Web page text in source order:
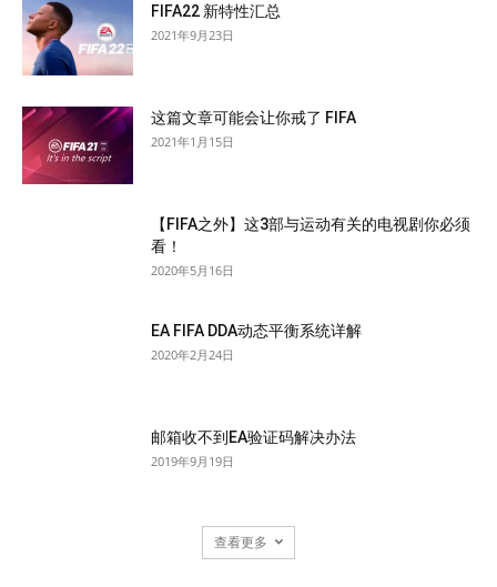
FIFA22 新特性汇总
2021年9月23日
这篇文章可能会让你戒了 FIFA
2021年1月15日
【FIFA之外】这3部与运动有关的电视剧你必须
看！
2020年5月16日
EA FIFA DDA动态平衡系统详解
2020年2月24日
邮箱收不到EA验证码解决办法
2019年9月19日
查看更多